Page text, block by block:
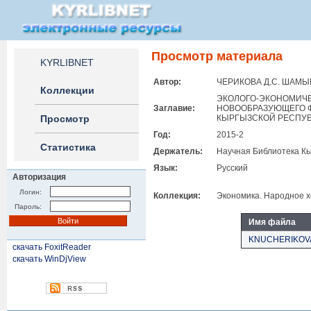
KYRLIBNET
Коллекции
Просмотр
Статистика
Авторизация
Логин:
Пароль:
скачать FoxitReader
скачать WinDjView
Просмотр материала
Автор: ЧЕРИКОВА Д.С.
Заглавие:
ЭКОЛОГО-
НОВООБРАЗУЮЩЕГО
КЫРГЫЗСКОЙ
Год:
2015-2
Держатель:
Научная Библиотека
Язык:
Русский
Коллекция: Экономика. Народное
Имя файла